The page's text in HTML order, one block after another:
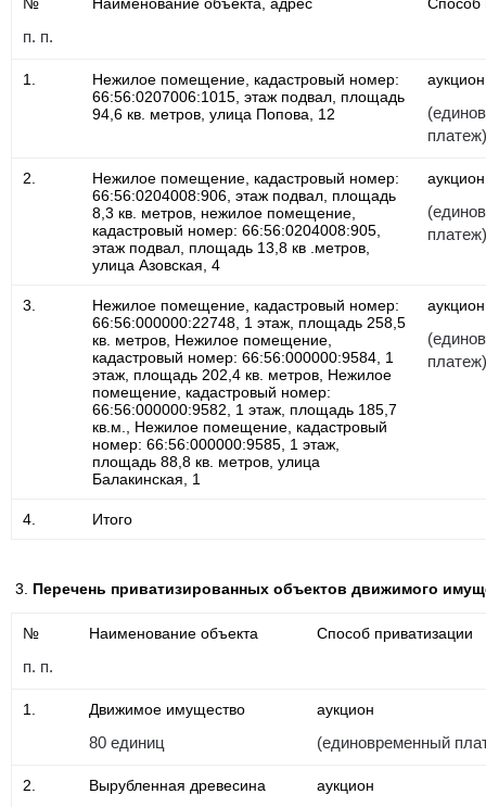
п. п.
1.
Нежилое помещение, кадастровый номер:
66:56:0207006:1015, этаж подвал, площадь
94,6 кв. метров, улица Попова, 12
аукцион
платеж)
2.
Нежилое помещение, кадастровый номер:
66:56:0204008:906, этаж подвал, площадь
8,3 кв. метров, нежилое помещение,
кадастровый номер: 66:56:0204008:905,
этаж подвал, площадь 13,8 кв .метров,
улица Азовская, 4
аукцион
платеж)
3.
Нежилое помещение, кадастровый номер:
66:56:000000:22748, 1 этаж, площадь 258,5
кв. метров, Нежилое помещение,
кадастровый номер: 66:56:000000:9584, 1
этаж, площадь 202,4 кв. метров, Нежилое
помещение, кадастровый номер:
66:56:000000:9582, 1 этаж, площадь 185,7
кв.м., Нежилое помещение, кадастровый
номер: 66:56:000000:9585, 1 этаж,
площадь 88,8 кв. метров, улица
Балакинская, 1
аукцион
платеж)
4. Итого
Перечень приватизированных объектов движимого
№
п. п.
Наименование объекта Способ приватизации
1. Движимое имущество
80 единиц
аукцион
(единовременный
2. Вырубленная древесина аукцион